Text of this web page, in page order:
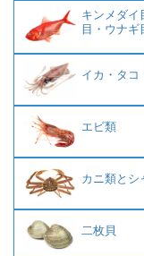
キンメダイ
目・ウナギ
イカ・タコ
エビ類
カニ類とシ
二枚貝